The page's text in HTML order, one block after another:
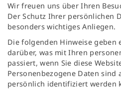
Wir freuen uns über Ihren
Der Schutz Ihrer persönlichen
besonders wichtiges Anliegen.
Die folgenden Hinweise geben
darüber, was mit Ihren
passiert, wenn Sie diese
Personenbezogene Daten sind
persönlich identifiziert werden